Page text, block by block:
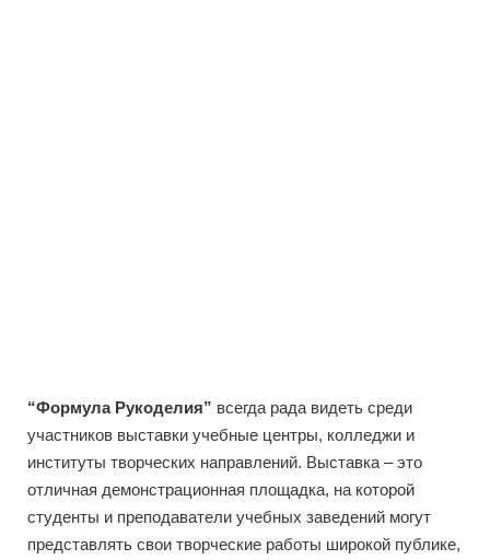
“Формула Рукоделия” всегда рада видеть среди
участников выставки учебные центры, колледжи и
институты творческих направлений. Выставка – это
отличная демонстрационная площадка, на которой
студенты и преподаватели учебных заведений могут
представлять свои творческие работы широкой публике,